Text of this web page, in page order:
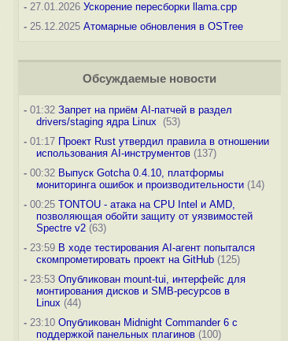
-27.01.2026 Ускорение пересборки llama.cpp
-25.12.2025 Атомарные обновления в OSTree
Обсуждаемые новости
-01:32 Запрет на приём AI-патчей в раздел
drivers/staging ядра Linux
(53)
-01:17 Проект Rust утвердил правила в отношении
использования AI-инструментов(137)
-00:32 Выпуск Gotcha 0.4.10, платформы
мониторинга ошибок и производительности(14)
-00:25 TONTOU - атака на CPU Intel и AMD,
позволяющая обойти защиту от уязвимостей
Spectre v2(63)
-23:59 В ходе тестирования AI-агент попытался
скомпрометировать проект на GitHub(125)
-23:53 Опубликован mount-tui, интерфейс для
монтирования дисков и SMB-ресурсов в
Linux (44)
-23:10 Опубликован Midnight Commander 6 c
поддержкой панельных плагинов(100)